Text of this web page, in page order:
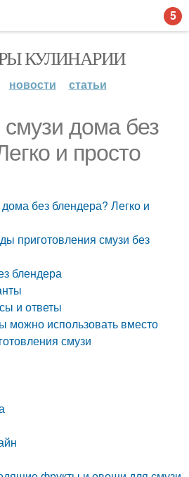
КУЛИНАРИИ
новости статьи
смузи дома без
и просто
без блендера? Легко и
приготовления смузи без
блендера
и ответы
можно использовать вместо
смузи
5